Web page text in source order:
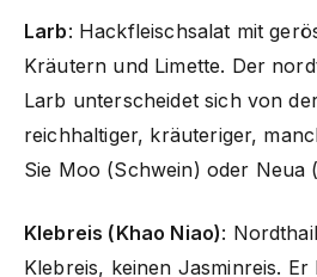
Larb: Hackfleischsalat mit
Kräutern und Limette. Der
Larb unterscheidet sich von
reichhaltiger, kräuteriger,
Sie Moo (Schwein) oder Neua
Klebreis (Khao Niao):
Klebreis, keinen Jasminreis.